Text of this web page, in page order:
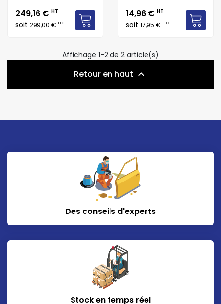
Prix
249,16 € HT
soit 299,00 €TTC
Prix
14,96 € HT
soit 17,95 €TTC
Affichage 1-2 de 2 article(s)
Retour en haut 
Des conseils d'experts
Stock en temps réel